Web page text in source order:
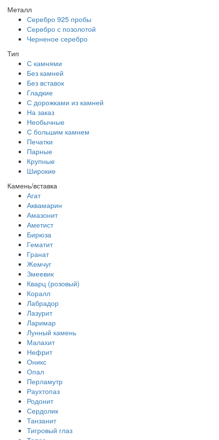
Металл
Серебро 925 пробы
Серебро с позолотой
Черненое серебро
Тип
С камнями
Без камней
Без вставок
Гладкие
С дорожками из камней
На заказ
Необычные
С большим камнем
Печатки
Парные
Крупные
Широкие
Камень/вставка
Агат
Аквамарин
Амазонит
Аметист
Бирюза
Гематит
Гранат
Жемчуг
Змеевик
Кварц (розовый)
Коралл
Лабрадор
Лазурит
Ларимар
Лунный камень
Малахит
Нефрит
Оникс
Опал
Перламутр
Раухтопаз
Родонит
Сердолик
Танзанит
Тигровый глаз